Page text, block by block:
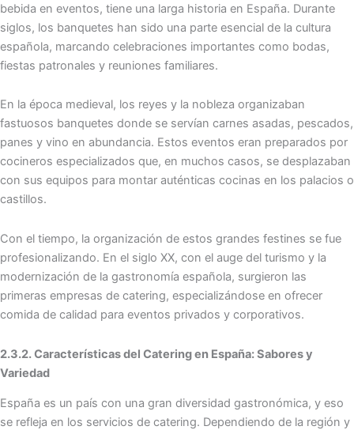
bebida en eventos, tiene una larga historia en España. Durante
siglos, los banquetes han sido una parte esencial de la cultura
española, marcando celebraciones importantes como bodas,
fiestas patronales y reuniones familiares.
En la época medieval, los reyes y la nobleza organizaban
fastuosos banquetes donde se servían carnes asadas, pescados,
panes y vino en abundancia. Estos eventos eran preparados por
cocineros especializados que, en muchos casos, se desplazaban
con sus equipos para montar auténticas cocinas en los palacios o
castillos.
Con el tiempo, la organización de estos grandes festines se fue
profesionalizando. En el siglo XX, con el auge del turismo y la
modernización de la gastronomía española, surgieron las
primeras empresas de catering, especializándose en ofrecer
comida de calidad para eventos privados y corporativos.
2.3.2. Características del Catering en España: Sabores y
Variedad
España es un país con una gran diversidad gastronómica, y eso
se refleja en los servicios de catering. Dependiendo de la región y